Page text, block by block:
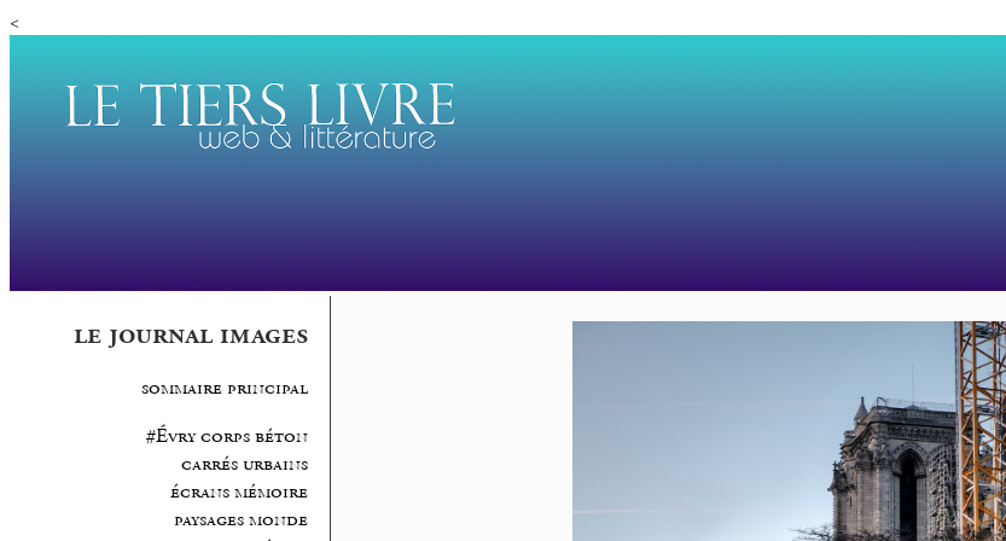
<
le journal images
sommaire principal
#Évry corps béton
carrés urbains
écrans mémoire
paysages monde